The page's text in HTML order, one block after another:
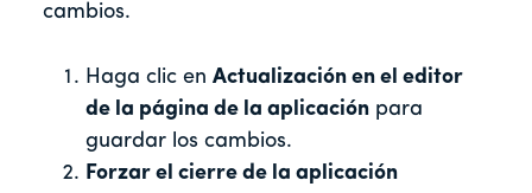
cambios.
Haga clic en Actualización en el editor
de la página de la aplicación para
guardar los cambios.
Forzar el cierre de la aplicación